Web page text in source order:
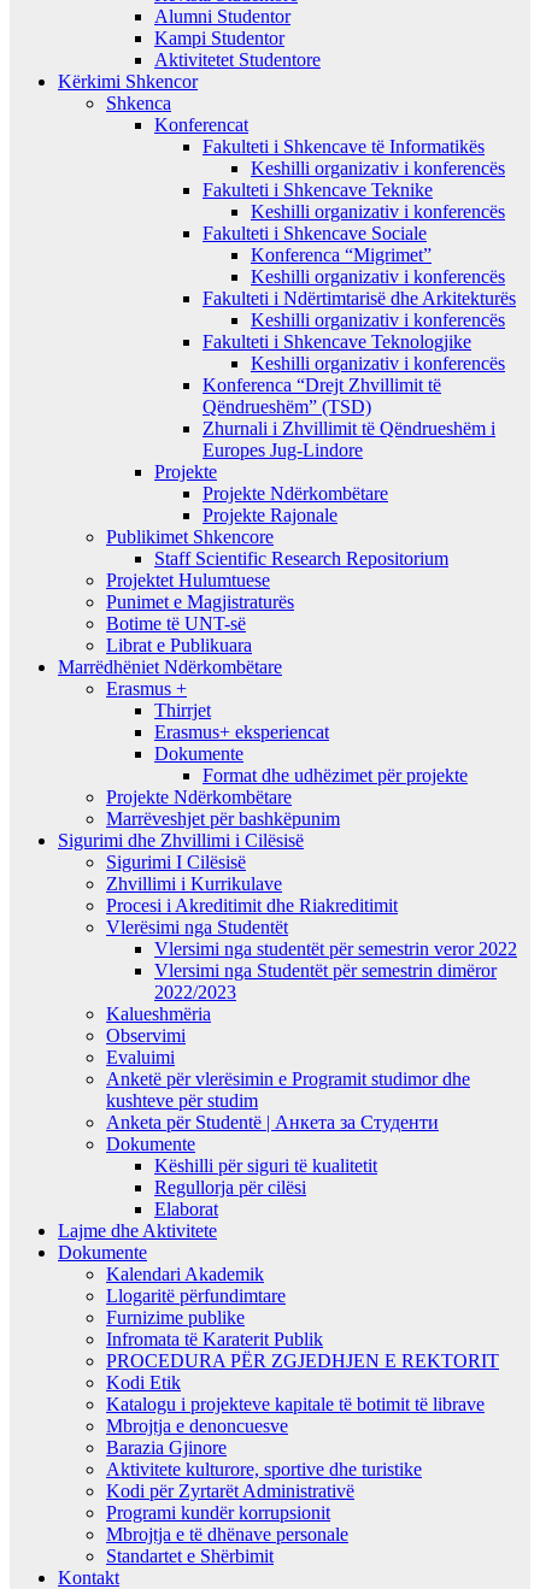
Alumni Studentor
Kampi Studentor
Aktivitetet Studentore
Kërkimi Shkencor
Shkenca
Konferencat
Fakulteti i Shkencave të Informatikës
Keshilli organizativ i konferencës
Fakulteti i Shkencave Teknike
Keshilli organizativ i konferencës
Fakulteti i Shkencave Sociale
Konferenca “Migrimet”
Keshilli organizativ i konferencës
Fakulteti i Ndërtimtarisë dhe Arkitekturës
Keshilli organizativ i konferencës
Fakulteti i Shkencave Teknologjike
Keshilli organizativ i konferencës
Konferenca “Drejt Zhvillimit të
Qëndrueshëm” (TSD)
Zhurnali i Zhvillimit të Qëndrueshëm i
Europes Jug-Lindore
Projekte
Projekte Ndërkombëtare
Projekte Rajonale
Publikimet Shkencore
Staff Scientific Research Repositorium
Projektet Hulumtuese
Punimet e Magjistraturës
Botime të UNT-së
Librat e Publikuara
Marrëdhëniet Ndërkombëtare
Erasmus +
Thirrjet
Erasmus+ eksperiencat
Dokumente
Format dhe udhëzimet për projekte
Projekte Ndërkombëtare
Marrëveshjet për bashkëpunim
Sigurimi dhe Zhvillimi i Cilësisë
Sigurimi I Cilësisë
Zhvillimi i Kurrikulave
Procesi i Akreditimit dhe Riakreditimit
Vlerësimi nga Studentët
Vlersimi nga studentët për semestrin veror 2022
Vlersimi nga Studentët për semestrin dimëror
2022/2023
Kalueshmëria
Observimi
Evaluimi
Anketë për vlerësimin e Programit studimor dhe
kushteve për studim
Anketa për Studentë | Анкета за Студенти
Dokumente
Këshilli për siguri të kualitetit
Regullorja për cilësi
Elaborat
Lajme dhe Aktivitete
Dokumente
Kalendari Akademik
Llogaritë përfundimtare
Furnizime publike
Infromata të Karaterit Publik
PROCEDURA PËR ZGJEDHJEN E REKTORIT
Kodi Etik
Katalogu i projekteve kapitale të botimit të librave
Mbrojtja e denoncuesve
Barazia Gjinore
Aktivitete kulturore, sportive dhe turistike
Kodi për Zyrtarët Administrativë
Programi kundër korrupsionit
Mbrojtja e të dhënave personale
Standartet e Shërbimit
Kontakt